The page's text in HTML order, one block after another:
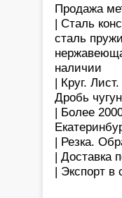
Продажа
| Сталь
сталь
наличии
| Круг.
Дробь
| Более
| Резка.
| Доставка
| Экспорт в